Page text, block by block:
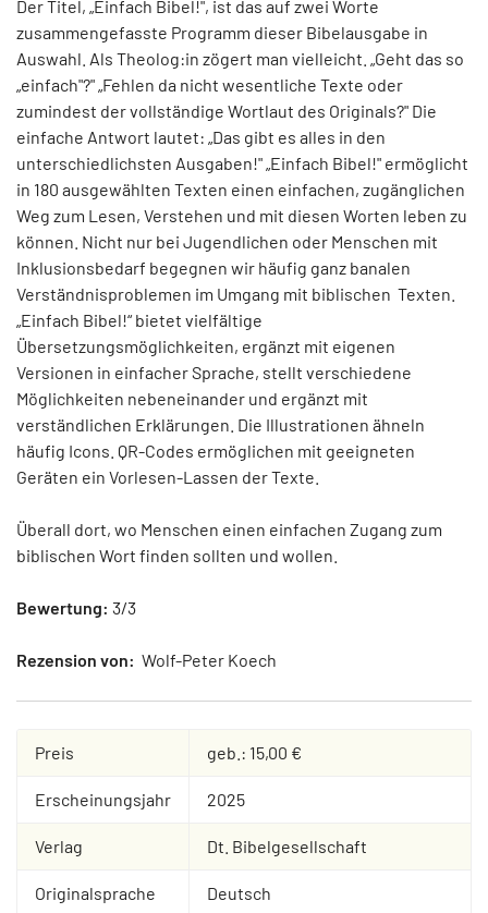
Der Titel, „Einfach Bibel!", ist das auf zwei Worte
zusammengefasste Programm dieser Bibelausgabe in
Auswahl. Als Theolog:in zögert man vielleicht. „Geht das so
„einfach"?" „Fehlen da nicht wesentliche Texte oder
zumindest der vollständige Wortlaut des Originals?" Die
einfache Antwort lautet: „Das gibt es alles in den
unterschiedlichsten Ausgaben!" „Einfach Bibel!" ermöglicht
in 180 ausgewählten Texten einen einfachen, zugänglichen
Weg zum Lesen, Verstehen und mit diesen Worten leben zu
können. Nicht nur bei Jugendlichen oder Menschen mit
Inklusionsbedarf begegnen wir häufig ganz banalen
Verständnisproblemen im Umgang mit biblischen Texten.
„Einfach Bibel!“ bietet vielfältige
Übersetzungsmöglichkeiten, ergänzt mit eigenen
Versionen in einfacher Sprache, stellt verschiedene
Möglichkeiten nebeneinander und ergänzt mit
verständlichen Erklärungen. Die Illustrationen ähneln
häufig Icons. QR-Codes ermöglichen mit geeigneten
Geräten ein Vorlesen-Lassen der Texte.
Überall dort, wo Menschen einen einfachen Zugang zum
biblischen Wort finden sollten und wollen.
Bewertung: 3/3
Rezension von: Wolf-Peter Koech
Preis geb.: 15,00 €
Erscheinungsjahr 2025
Verlag Dt. Bibelgesellschaft
Originalsprache Deutsch